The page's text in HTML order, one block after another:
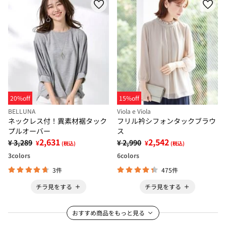
20%off
BELLUNA
ネックレス付！異素材裾タック
プルオーバー
¥ 3,289 ¥2,631 (税込)
3colors
3件
チラ見をする
15%off
Viola e Viola
フリル衿シフォンタックブラウ
ス
¥ 2,990 ¥2,542 (税込)
6colors
475件
チラ見をする
おすすめ商品をもっと見る